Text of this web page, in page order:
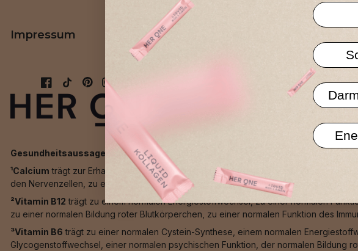
Impressum
Gesundheitsaussagen nach EU-Richtlinien:
¹Calcium trägt zur Erhaltung normaler Knochen, zur Erhaltung normaler Zähne, zu
den Nervenzellen, zu einem normalen Energiestoffwechsel sowie zur normalen
²Vitamin B12 trägt zu einem normalen Energiestoffwechsel, zu einer normalen
zu einer normalen Bildung roter Blutkörperchen, zu einer normalen Funktion des
³Vitamin B6 trägt zu einer normalen Cystein-Synthese, einem normalen
Glycogenstoffwechsel, einer normalen psychischen Funktion, der normalen Bildung